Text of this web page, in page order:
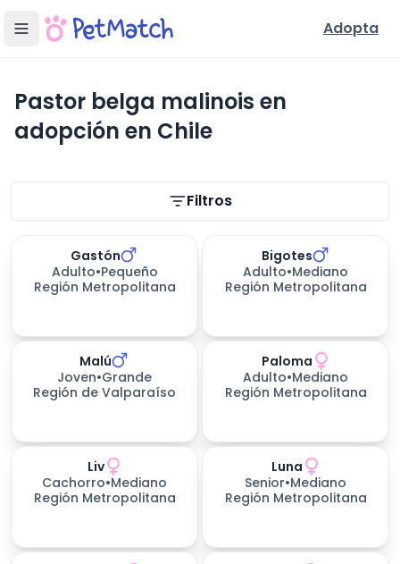
Adopta
Pastor belga malinois en
adopción en Chile
Filtros
Gastón
Adulto•Pequeño
Región Metropolitana
Bigotes
Adulto•Mediano
Región Metropolitana
Malú
Joven•Grande
Región de Valparaíso
Paloma
Adulto•Mediano
Región Metropolitana
Liv
Cachorro•Mediano
Región Metropolitana
Luna
Senior•Mediano
Región Metropolitana